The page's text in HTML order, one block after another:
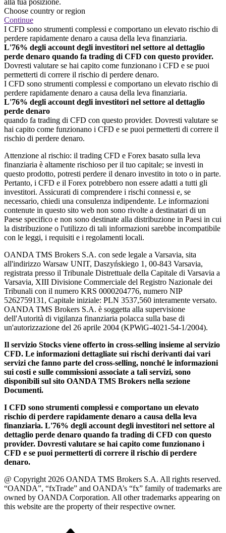
Choose country or region
Continue
I CFD sono strumenti complessi e comportano un elevato rischio di
perdere rapidamente denaro a causa della leva finanziaria.
L'76% degli account degli investitori nel settore al dettaglio
perde denaro quando fa trading di CFD con questo provider.
Dovresti valutare se hai capito come funzionano i CFD e se puoi
permetterti di correre il rischio di perdere denaro.
I CFD sono strumenti complessi e comportano un elevato rischio di
perdere rapidamente denaro a causa della leva finanziaria.
L'76% degli account degli investitori nel settore al dettaglio
perde denaro
quando fa trading di CFD con questo provider. Dovresti valutare se
hai capito come funzionano i CFD e se puoi permetterti di correre il
rischio di perdere denaro.
Attenzione al rischio: il trading CFD e Forex basato sulla leva
finanziaria è altamente rischioso per il tuo capitale; se investi in
questo prodotto, potresti perdere il denaro investito in toto o in parte.
Pertanto, i CFD e il Forex potrebbero non essere adatti a tutti gli
investitori. Assicurati di comprendere i rischi connessi e, se
necessario, chiedi una consulenza indipendente. Le informazioni
contenute in questo sito web non sono rivolte a destinatari di un
Paese specifico e non sono destinate alla distribuzione in Paesi in cui
la distribuzione o l'utilizzo di tali informazioni sarebbe incompatibile
con le leggi, i requisiti e i regolamenti locali.
OANDA TMS Brokers S.A. con sede legale a Varsavia, sita
all'indirizzo Warsaw UNIT, Daszyńskiego 1, 00-843 Varsavia,
registrata presso il Tribunale Distrettuale della Capitale di Varsavia a
Varsavia, XIII Divisione Commerciale del Registro Nazionale dei
Tribunali con il numero KRS 0000204776, numero NIP
5262759131, Capitale iniziale: PLN 3537,560 interamente versato.
OANDA TMS Brokers S.A. è soggetta alla supervisione
dell'Autorità di vigilanza finanziaria polacca sulla base di
un'autorizzazione del 26 aprile 2004 (KPWiG-4021-54-1/2004).
Il servizio Stocks viene offerto in cross-selling insieme al servizio
CFD. Le informazioni dettagliate sui rischi derivanti dai vari
servizi che fanno parte del cross-selling, nonché le informazioni
sui costi e sulle commissioni associate a tali servizi, sono
disponibili sul sito OANDA TMS Brokers nella sezione
Documenti.
I CFD sono strumenti complessi e comportano un elevato
rischio di perdere rapidamente denaro a causa della leva
finanziaria. L'76% degli account degli investitori nel settore al
dettaglio perde denaro quando fa trading di CFD con questo
provider. Dovresti valutare se hai capito come funzionano i
CFD e se puoi permetterti di correre il rischio di perdere
denaro.
@ Copyright 2026 OANDA TMS Brokers S.A. All rights reserved.
“OANDA”, “fxTrade” and OANDA’s “fx” family of trademarks are
owned by OANDA Corporation. All other trademarks appearing on
this website are the property of their respective owner.